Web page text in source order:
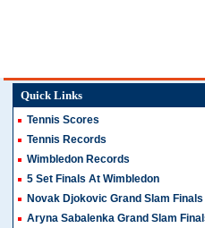
Quick Links
Tennis Scores
Tennis Records
Wimbledon Records
5 Set Finals At Wimbledon
Novak Djokovic Grand Slam Finals
Aryna Sabalenka Grand Slam